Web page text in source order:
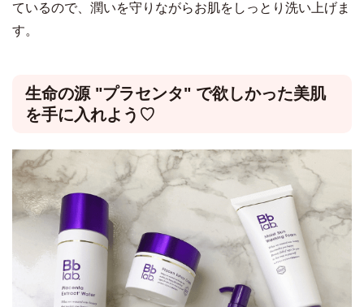
ているので、潤いを守りながらお肌をしっとり洗い上げま
す。
生命の源 "プラセンタ" で欲しかった美肌
を手に入れよう♡